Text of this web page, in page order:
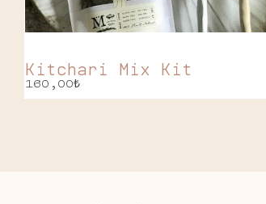
Kitchari Mix Kit
160,00₺